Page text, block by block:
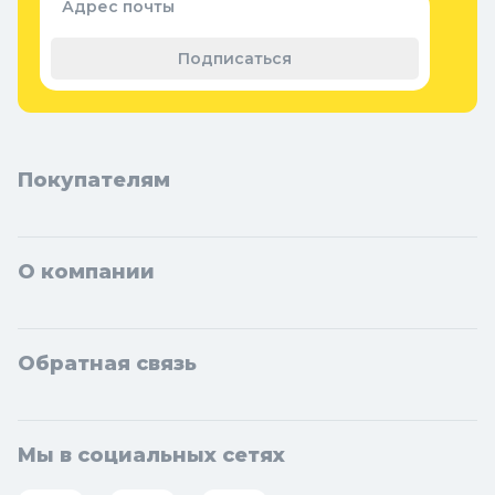
Орехово-Зуево, Ногинск, Сергиев Посад, Видное, Воскресенск,
Фоминск, Дмитров, Лыткарино, Павловский Посад, Ступино,
Котельники, Фрязино, Дзержинский, Солнечногорск,
Новосибирска и Новосибирской области: Бердск, Искитим,
Адрес почты
Подписаться
Покупателям
О компании
Обратная связь
Мы в социальных сетях